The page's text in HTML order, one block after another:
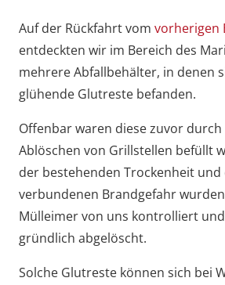
Auf der Rückfahrt vom vorherigen
entdeckten wir im Bereich des
mehrere Abfallbehälter, in denen
glühende Glutreste befanden.
Offenbar waren diese zuvor
Ablöschen von Grillstellen befüllt
der bestehenden Trockenheit
verbundenen Brandgefahr
Mülleimer von uns kontrolliert
gründlich abgelöscht.
Solche Glutreste können sich bei